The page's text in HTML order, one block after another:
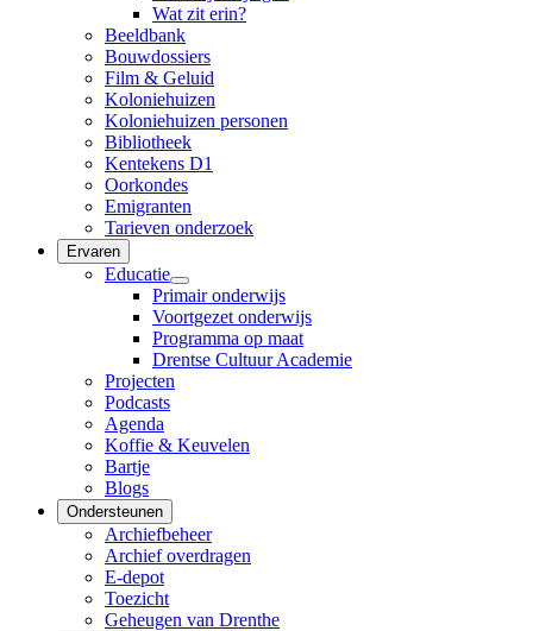
Wat zit erin?
Beeldbank
Bouwdossiers
Film & Geluid
Koloniehuizen
Koloniehuizen personen
Bibliotheek
Kentekens D1
Oorkondes
Emigranten
Tarieven onderzoek
Ervaren
Educatie
Primair onderwijs
Voortgezet onderwijs
Programma op maat
Drentse Cultuur Academie
Projecten
Podcasts
Agenda
Koffie & Keuvelen
Bartje
Blogs
Ondersteunen
Archiefbeheer
Archief overdragen
E-depot
Toezicht
Geheugen van Drenthe